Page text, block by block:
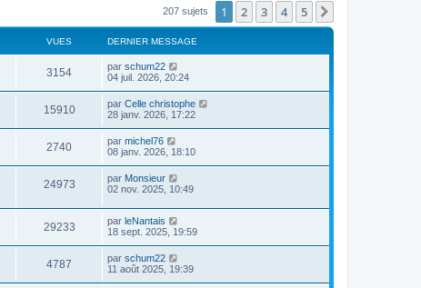
207 sujets 1 2 3 4 5
VUES DERNIER MESSAGE
3154 par schum22
04 juil. 2026, 20:24
15910 par Celle christophe
28 janv. 2026, 17:22
2740 par michel76
08 janv. 2026, 18:10
24973 par Monsieur
02 nov. 2025, 10:49
29233 par leNantais
18 sept. 2025, 19:59
4787 par schum22
11 août 2025, 19:39